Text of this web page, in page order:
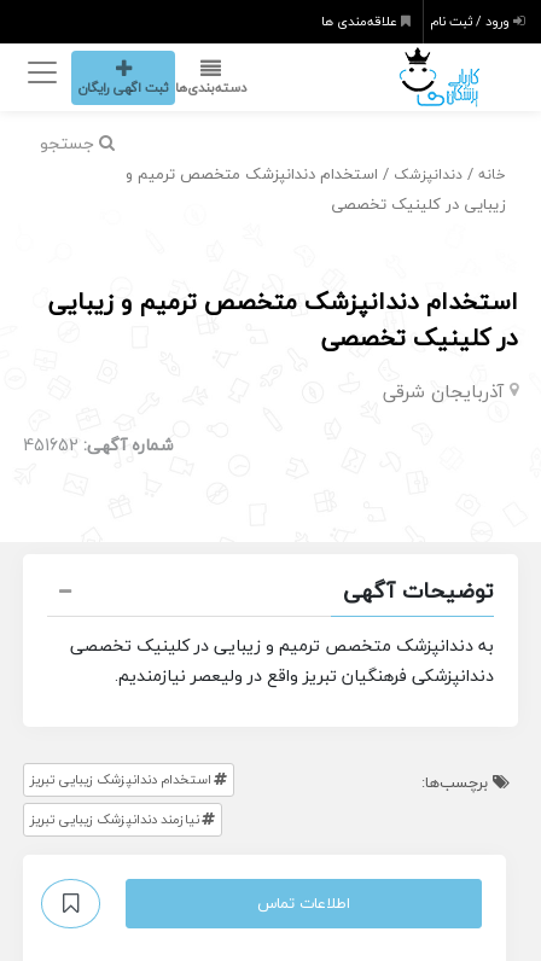
ورود / ثبت نام علاقه‌مندی ها
دسته‌بندی‌ها ثبت اگهی رایگان
جستجو
خانه /دندانپزشک / استخدام دندانپزشک متخصص ترمیم و
زیبایی در کلینیک تخصصی
استخدام دندانپزشک متخصص ترمیم و زیبایی
در کلینیک تخصصی
آذربایجان شرقی
شماره آگهی: 451652
توضیحات آگهی
به دندانپزشک متخصص ترمیم و زیبایی در کلینیک تخصصی
دندانپزشکی فرهنگیان تبریز واقع در ولیعصر نیازمندیم.
برچسب‌ها:
استخدام دندانپزشک زیبایی تبریز
نیازمند دندانپزشک زیبایی تبریز
اطلاعات تماس